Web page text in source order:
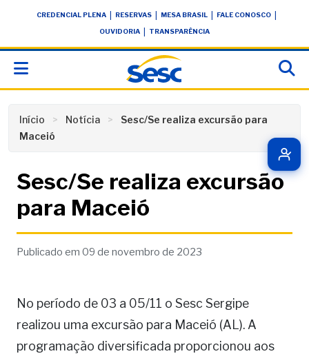
conteúdoCREDENCIAL PLENA RESERVAS MESA BRASIL FALE CONOSCO
OUVIDORIA TRANSPARÊNCIA
Início Notícia
Sesc/Se realiza excursão para
Maceió
Sesc/Se realiza excursão
para Maceió
Publicado em 09 de novembro de 2023
No período de 03 a 05/11 o Sesc Sergipe
realizou uma excursão para Maceió (AL). A
programação diversificada proporcionou aos